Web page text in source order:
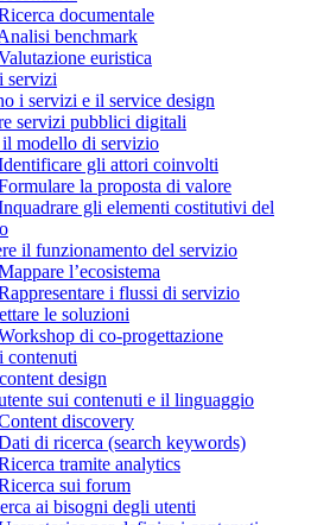
documentale
benchmark
euristica
servizi
i servizi e il service design
servizi pubblici digitali
modello di servizio
gli attori coinvolti
la proposta di valore
gli elementi costitutivi del
il funzionamento del servizio
l’ecosistema
i flussi di servizio
le soluzioni
di co-progettazione
contenuti
design
sui contenuti e il linguaggio
discovery
di ricerca (search keywords)
tramite analytics
sui forum
ai bisogni degli utenti